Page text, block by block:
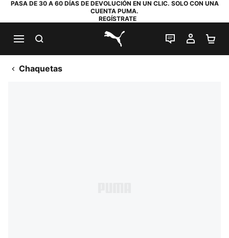
PASA DE 30 A 60 DÍAS DE DEVOLUCIÓN EN UN CLIC. SOLO CON UNA
CUENTA PUMA.
REGÍSTRATE
PUMA.com
CHAT EN
MI
Chaquetas